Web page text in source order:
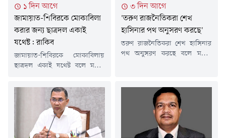
১ দিন আগে
জামায়াত-শিবিরকে মোকাবিলা
করার জন্য ছাত্রদল একাই
যথেষ্ট: রাকিব
জামায়াত-শিবিরকে মোকাবিলায়
ছাত্রদল একাই যথেষ্ট বলে মন্তব্য
ছাত্রদলের কেন্দ্রীয় সভাপতি
রাকিবুল ইসলাম। তিনি হুঁশিয়ারি
দিয়ে বলেন, শিবির একই ধরনের
রাজনীতি অব্যাহত রাখলে এর
পরিণতি ভোগ করতে হবে।বুধবার
(৫ আগস্ট) সকালে জুলাই
৩ দিন আগে
'তরুণ রাজনৈতিকরা শেখ
হাসিনার পথ অনুসরণ করছে'
তরুণ রাজনৈতিকরা শেখ হাসিনার
পথ অনুসরণ করছে বলে মন্তব্য
আগস্ট) এক সম্মেলনে তিনি এ কথা
বলেন।উপদেষ্টা রুহুল কবির রিজভী
বলেন, আন্দোলনে থাকা তরুণরা
যারা রাজনীতি করছে তারা শেখ
হাসিনার পথ অনুসরণ করছে,